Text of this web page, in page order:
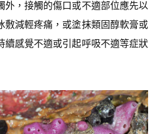
外，接觸的傷口或不適部位應先以
敷減輕疼痛，或塗抹類固醇軟膏或
續感覺不適或引起呼吸不適等症狀